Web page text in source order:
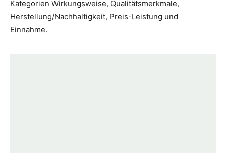
Kategorien Wirkungsweise, Qualitätsmerkmale,
Herstellung/Nachhaltigkeit, Preis-Leistung und
Einnahme.